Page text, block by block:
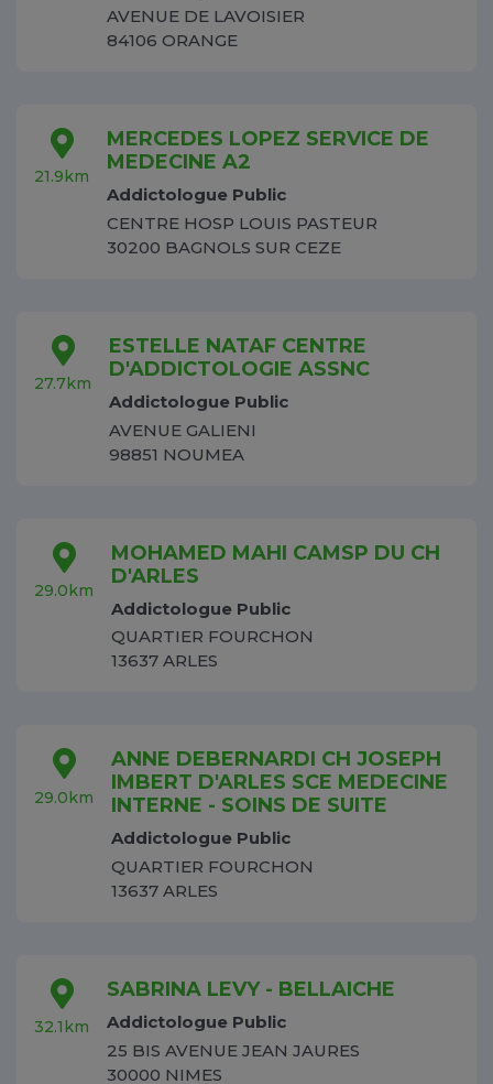
AVENUE DE LAVOISIER
84106 ORANGE
21.9km
MERCEDES LOPEZ SERVICE DE
MEDECINE A2
Addictologue Public
CENTRE HOSP LOUIS PASTEUR
30200 BAGNOLS SUR CEZE
27.7km
ESTELLE NATAF CENTRE
D'ADDICTOLOGIE ASSNC
Addictologue Public
AVENUE GALIENI
98851 NOUMEA
29.0km
MOHAMED MAHI CAMSP DU CH
D'ARLES
Addictologue Public
QUARTIER FOURCHON
13637 ARLES
29.0km
ANNE DEBERNARDI CH JOSEPH
IMBERT D'ARLES SCE MEDECINE
INTERNE - SOINS DE SUITE
Addictologue Public
QUARTIER FOURCHON
13637 ARLES
32.1km
SABRINA LEVY - BELLAICHE
Addictologue Public
25 BIS AVENUE JEAN JAURES
30000 NIMES